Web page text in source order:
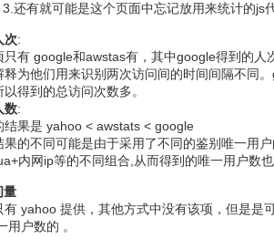
3.还有就可能是这个页面中忘记放用来统计的js
次:
只有 google和awstas有，其中google得到的人
释为他们用来识别两次访问间的时间间隔不同
以得到的总访问次数多。
数:
结果是 yahoo < awstats < google
果的不同可能是由于采用了不同的鉴别唯一用
内网ip等的不同组合,从而得到的唯一用户数
量
有 yahoo 提供，其他方式中没有该项，但是是
用户数的 。